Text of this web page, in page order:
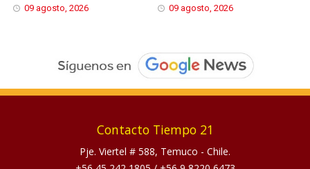
09 agosto, 2026 09 agosto, 2026
Contacto Tiempo 21
Pje. Viertel # 588, Temuco - Chile.